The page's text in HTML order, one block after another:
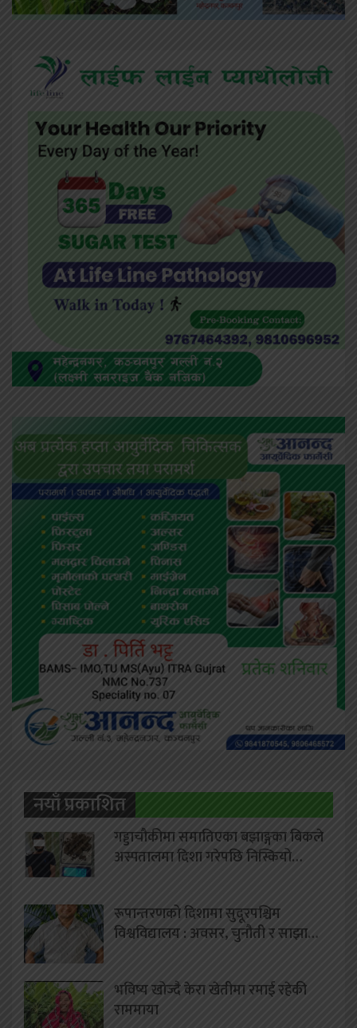
नयाँ प्रकाशित
गड्डाचौकीमा समातिएका बझाङ्गका बिकले
अस्पतालमा दिशा गरेपछि निस्कियो…
रूपान्तरणको दिशामा सुदूरपश्चिम
विश्वविद्यालय : अवसर, चुनौती र साझा…
भविष्य खोज्दै केरा खेतीमा रमाई रहेकी
राममाया